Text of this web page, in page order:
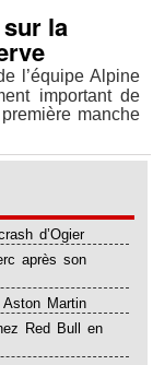
la
l’équipe Alpine
important de
manche
d’Ogier
après son
Martin
Red Bull en